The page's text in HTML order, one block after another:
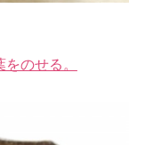
のせる。